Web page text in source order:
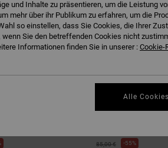
Onyx S
85,00 € 55%
und Inhalte zu präsentieren, um die Leistung
mehr über ihr Publikum zu erfahren, um die
so einstellen, dass Sie Cookies, die Ihrer
Sie den betreffenden Cookies nicht
Informationen finden Sie in unserer : Cookie-
Alle